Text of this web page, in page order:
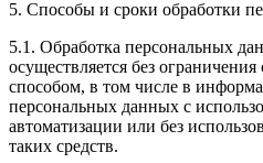
5. Способы и сроки обработки
5.1. Обработка персональных
осуществляется без
способом, в том числе в
персональных данных с
автоматизации или без
таких средств.